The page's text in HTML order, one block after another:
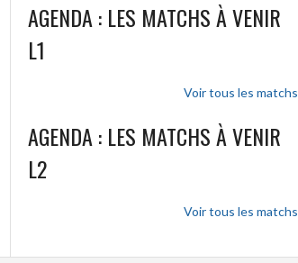
AGENDA : LES MATCHS À VENIR
L1
Voir tous les matchs
AGENDA : LES MATCHS À VENIR
L2
Voir tous les matchs